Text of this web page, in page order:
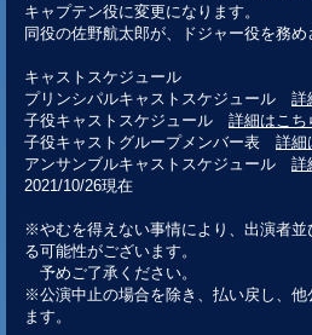
キャプテン役に変更になります。
同役の佐野航太郎が、ドジャー役を務め
キャストスケジュール
プリンシパルキャストスケジュール 詳
子役キャストスケジュール 詳細はこち
子役キャストグループメンバー表 詳細
アンサンブルキャストスケジュール 詳
2021/10/26現在
※やむを得えない事情により、出演者
る可能性がございます。
予めご了承ください。
※公演中止の場合を除き、払い戻し、
ます。